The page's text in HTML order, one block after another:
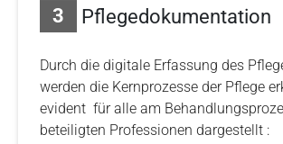
3 Pflegedokumentation
Durch die digitale Erfassung des
werden die Kernprozesse der Pflege
evident für alle am
beteiligten Professionen dargestellt :